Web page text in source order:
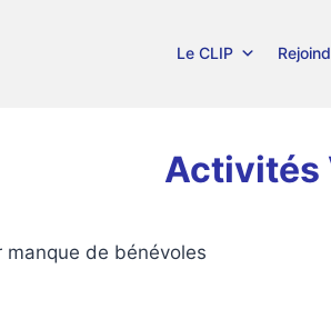
Le CLIP
Activités
manque de bénévoles